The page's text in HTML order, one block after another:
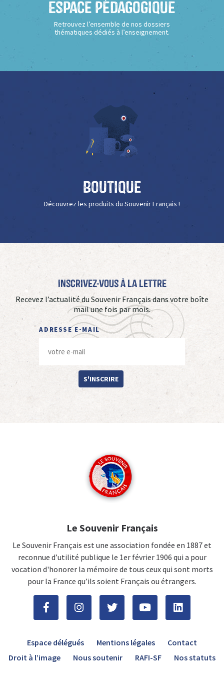
Espace Pédagogique
Retrouvez l’ensemble de nos dossiers
thématiques dédiés à l’enseignement.
Boutique
Découvrez les produits du Souvenir Français !
Inscrivez-vous à La Lettre
Recevez l’actualité du Souvenir Français dans votre boîte
mail une fois par mois.
ADRESSE E-MAIL
S'INSCRIRE
Le Souvenir Français
Le Souvenir Français est une association fondée en 1887 et
reconnue d’utilité publique le 1er février 1906 qui a pour
vocation d'honorer la mémoire de tous ceux qui sont morts
pour la France qu’ils soient Français ou étrangers.
Espace délégués Mentions légales
Contact
Droit à l’image
Nous soutenir RAFI-SF Nos statuts